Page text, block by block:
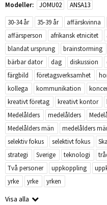
Modeller: JOMU02
ANSA13
30-34 år
35-39 år affärskvinna
affärsperson
afrikansk etnicitet
blandat ursprung
brainstorming
bärbar dator
dag diskussion
färgbild
företagsverksamhet
kollega
kommunikation
kreativt företag
kreativt kontor
Medelålders
medelålders
Medelålders män
medelålders
selektiv fokus
selektivt fokus
strategi
Sverige teknologi
Två personer
uppkoppling
yrke
yrke yrken
Visa alla